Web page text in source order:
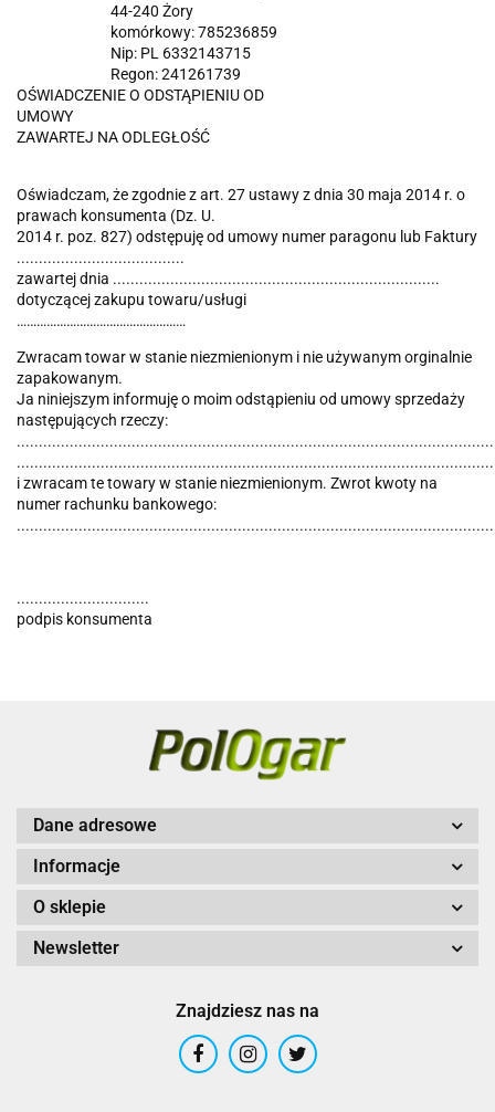
44-240 Żory
komórkowy: 785236859
Nip: PL 6332143715
Regon: 241261739
OŚWIADCZENIE O ODSTĄPIENIU OD
UMOWY
ZAWARTEJ NA ODLEGŁOŚĆ
Oświadczam, że zgodnie z art. 27 ustawy z dnia 30 maja 2014 r. o
prawach konsumenta (Dz. U.
2014 r. poz. 827) odstępuję od umowy numer paragonu lub Faktury
......................................
zawartej dnia ..........................................................................
dotyczącej zakupu towaru/usługi
……………………………………………
Zwracam towar w stanie niezmienionym i nie używanym orginalnie
zapakowanym.
Ja niniejszym informuję o moim odstąpieniu od umowy sprzedaży
następujących rzeczy:
i zwracam te towary w stanie niezmienionym. Zwrot kwoty na
numer rachunku bankowego:
..............................
podpis konsumenta
Dane adresowe
Informacje
O sklepie
Newsletter
Znajdziesz nas na